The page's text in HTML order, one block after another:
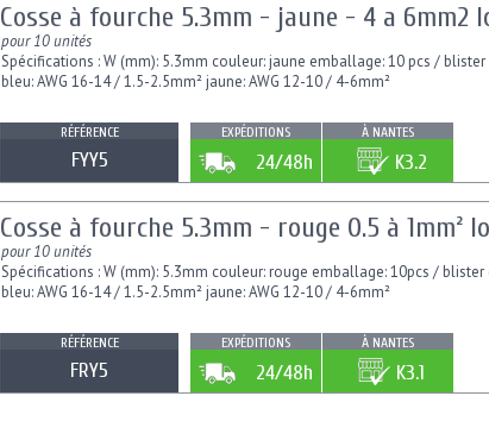
Cosse à fourche 5.3mm - jaune - 4 a 6mm2
pour 10 unités
Spécifications : W (mm): 5.3mm couleur: jaune emballage: 10 pcs /
bleu: AWG 16-14 / 1.5-2.5mm² jaune: AWG 12-10 / 4-6mm²
RÉFÉRENCE
FYY5
EXPÉDITIONS
24/48h
À NANTES
K3.2
Cosse à fourche 5.3mm - rouge 0.5 à 1mm²
pour 10 unités
Spécifications : W (mm): 5.3mm couleur: rouge emballage: 10pcs /
bleu: AWG 16-14 / 1.5-2.5mm² jaune: AWG 12-10 / 4-6mm²
RÉFÉRENCE
FRY5
EXPÉDITIONS
24/48h
À NANTES
K3.1